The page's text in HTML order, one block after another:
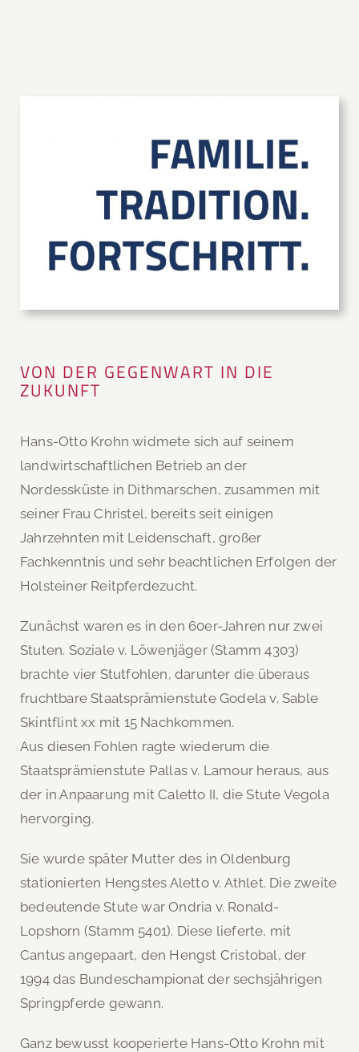
VON DER GEGENWART IN DIE
ZUKUNFT
Hans-Otto Krohn widmete sich auf seinem
landwirtschaftlichen Betrieb an der
Nordessküste in Dithmarschen, zusammen mit
seiner Frau Christel, bereits seit einigen
Jahrzehnten mit Leidenschaft, großer
Fachkenntnis und sehr beachtlichen Erfolgen der
Holsteiner Reitpferdezucht.
Zunächst waren es in den 60er-Jahren nur zwei
Stuten. Soziale v. Löwenjäger (Stamm 4303)
brachte vier Stutfohlen, darunter die überaus
fruchtbare Staatsprämienstute Godela v. Sable
Skintflint xx mit 15 Nachkommen.
Aus diesen Fohlen ragte wiederum die
Staatsprämienstute Pallas v. Lamour heraus, aus
der in Anpaarung mit Caletto II, die Stute Vegola
hervorging.
Sie wurde später Mutter des in Oldenburg
stationierten Hengstes Aletto v. Athlet. Die zweite
bedeutende Stute war Ondria v. Ronald-
Lopshorn (Stamm 5401). Diese lieferte, mit
Cantus angepaart, den Hengst Cristobal, der
1994 das Bundeschampionat der sechsjährigen
Springpferde gewann.
Ganz bewusst kooperierte Hans-Otto Krohn mit